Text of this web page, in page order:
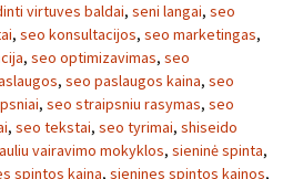
virtuves baldai, seni langai, seo
, seo konsultacijos, seo marketingas,
, seo optimizavimas, seo
, seo paslaugos kaina, seo
, seo straipsniu rasymas, seo
, seo tekstai, seo tyrimai, shiseido
vairavimo mokyklos, sieninė spinta,
spintos kaina, sienines spintos kainos,